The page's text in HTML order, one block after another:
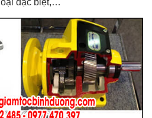
đặc biệt,…